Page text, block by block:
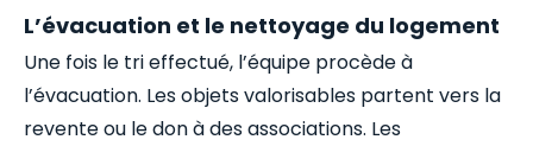
L’évacuation et le nettoyage du logement
Une fois le tri effectué, l’équipe procède à
l’évacuation. Les objets valorisables partent vers la
revente ou le don à des associations. Les